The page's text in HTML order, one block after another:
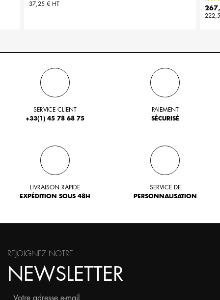
37,25 € HT
Prix
SERVICE CLIENT
+33(1) 45 78 68 75
PAIEMENT
SÉCURISÉ
LIVRAISON RAPIDE
EXPÉDITION SOUS 48H
SERVICE DE
PERSONNALISATION
REJOIGNEZ NOTRE
NEWSLETTER